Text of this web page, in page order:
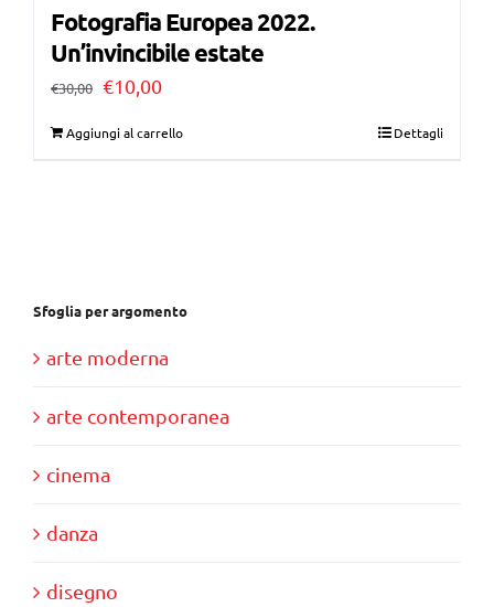
Fotografia Europea 2022.
Un’invincibile estate
€30,00 Il
€10,00Il
Aggiungi al carrello Dettagli
Sfoglia per argomento
arte moderna
arte contemporanea
cinema
danza
disegno